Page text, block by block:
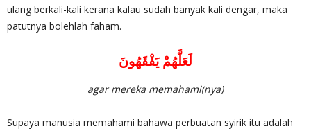
ulang berkali-kali kerana kalau sudah banyak kali dengar, maka
patutnya bolehlah faham.
لَعَلَّهُمْ يَفْقَهُونَ
agar mereka memahami(nya)
Supaya manusia memahami bahawa perbuatan syirik itu adalah